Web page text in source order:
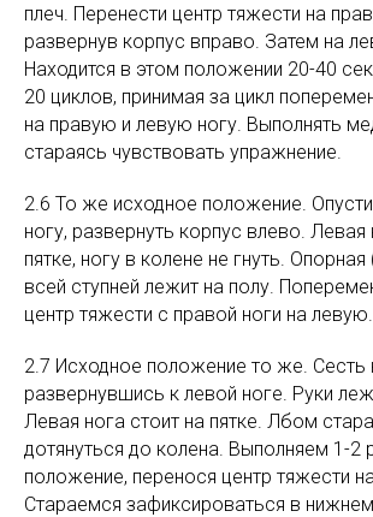
плеч. Перенести центр тяжести на
развернув корпус вправо. Затем на
Находится в этом положении 20-40
20 циклов, принимая за цикл
на правую и левую ногу. Выполнять
стараясь чувствовать упражнение.
2.6 То же исходное положение.
ногу, развернуть корпус влево. Левая
пятке, ногу в колене не гнуть.
всей ступней лежит на полу.
центр тяжести с правой ноги на
2.7 Исходное положение то же. Сесть
развернувшись к левой ноге. Руки
Левая нога стоит на пятке. Лбом
дотянуться до колена. Выполняем 1-2
положение, перенося центр тяжести
Стараемся зафиксироваться в